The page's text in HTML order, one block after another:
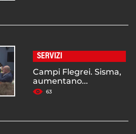
SERVIZI
Campi Flegrei. Sisma,
aumentano...
63